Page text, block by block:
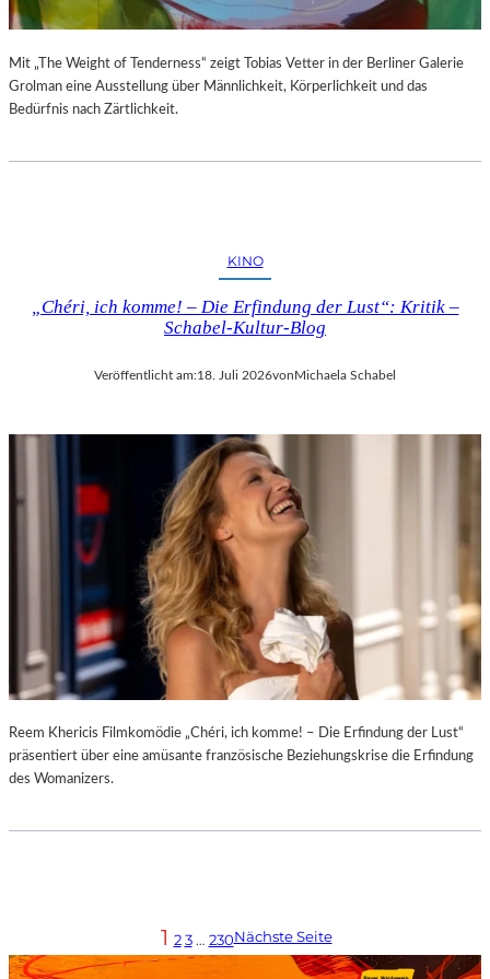
Mit „The Weight of Tenderness“ zeigt Tobias Vetter in der Berliner Galerie
Grolman eine Ausstellung über Männlichkeit, Körperlichkeit und das
Bedürfnis nach Zärtlichkeit.
KINO
„Chéri, ich komme! – Die Erfindung der Lust“: Kritik –
Schabel-Kultur-Blog
Veröffentlicht am:18. Juli 2026vonMichaela Schabel
Reem Khericis Filmkomödie „Chéri, ich komme! – Die Erfindung der Lust“
präsentiert über eine amüsante französische Beziehungskrise die Erfindung
des Womanizers.
1 2 3 … 230Nächste Seite